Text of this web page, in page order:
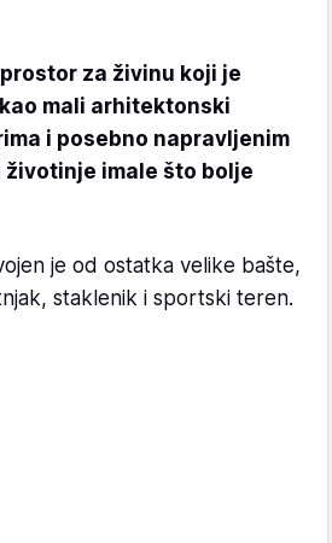
prostor za živinu koji je
mali arhitektonski
i posebno napravljenim
životinje imale što bolje
je od ostatka velike bašte,
staklenik i sportski teren.